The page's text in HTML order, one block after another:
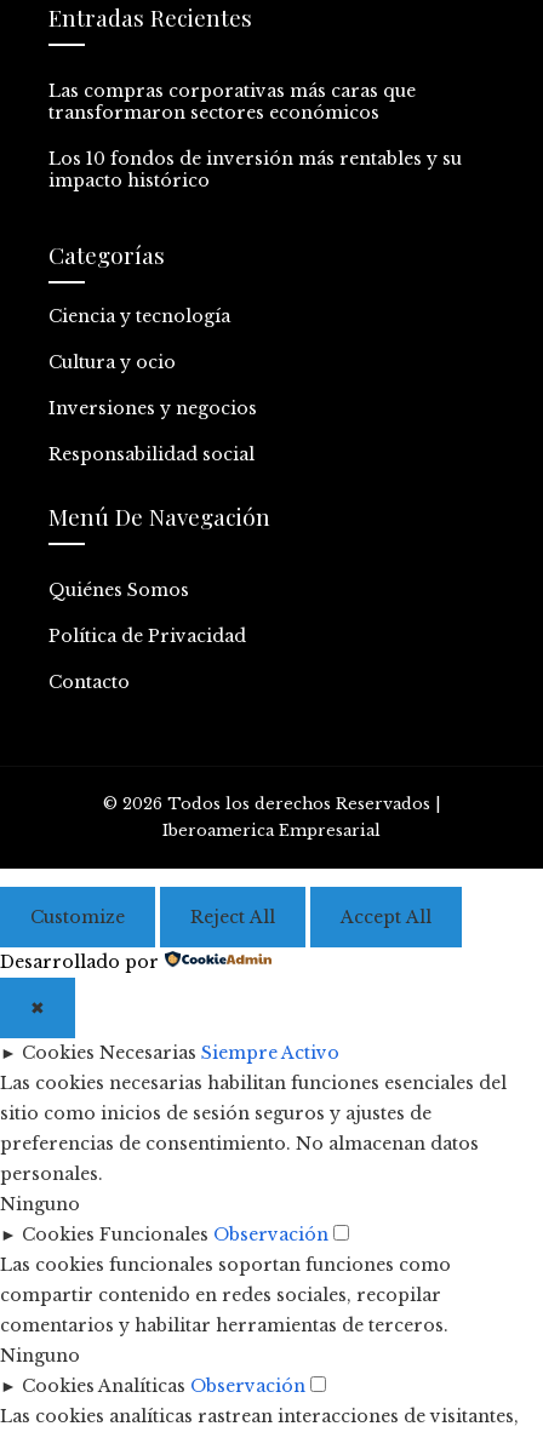
Entradas Recientes
Las compras corporativas más caras que
transformaron sectores económicos
Los 10 fondos de inversión más rentables y su
impacto histórico
Categorías
Ciencia y tecnología
Cultura y ocio
Inversiones y negocios
Responsabilidad social
Menú De Navegación
Quiénes Somos
Política de Privacidad
Contacto
© 2026 Todos los derechos Reservados |
Iberoamerica Empresarial
Customize Reject All Accept All
Desarrollado por
✖
► Cookies Necesarias Siempre Activo
Las cookies necesarias habilitan funciones esenciales del
sitio como inicios de sesión seguros y ajustes de
preferencias de consentimiento. No almacenan datos
personales.
Ninguno
► Cookies Funcionales Observación
Las cookies funcionales soportan funciones como
compartir contenido en redes sociales, recopilar
comentarios y habilitar herramientas de terceros.
Ninguno
► Cookies Analíticas Observación
Las cookies analíticas rastrean interacciones de visitantes,